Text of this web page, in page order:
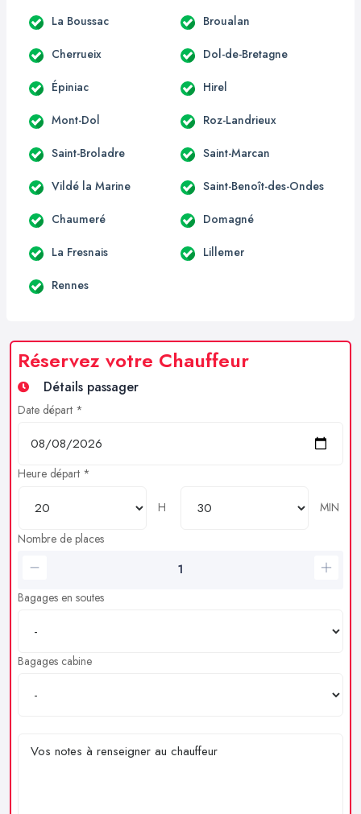
La Boussac Broualan
Cherrueix Dol-de-Bretagne
Épiniac Hirel
Mont-Dol Roz-Landrieux
Saint-Broladre Saint-Marcan
Vildé la Marine Saint-Benoît-des-Ondes
Chaumeré Domagné
La Fresnais Lillemer
Rennes
Réservez votre Chauffeur
Détails passager
Date départ *
Heure départ *
H
MIN
Nombre de places
Bagages en soutes
Bagages cabine